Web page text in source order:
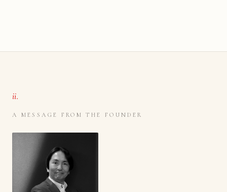
ii.
A MESSAGE FROM THE FOUNDER